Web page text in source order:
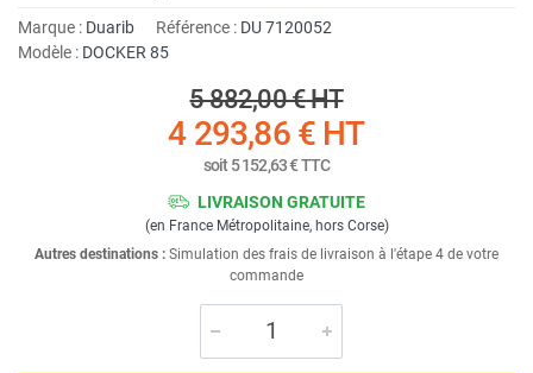
Marque : Duarib Référence : DU 7120052
Modèle : DOCKER 85
5 882,00 €HT
4 293,86 € HT
soit5 152,63 €TTC
LIVRAISON GRATUITE
(en France Métropolitaine, hors Corse)
Autres destinations : Simulation des frais de livraison à l'étape 4 de votre
commande